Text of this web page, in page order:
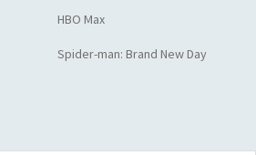
HBO Max
Spider-man: Brand New Day